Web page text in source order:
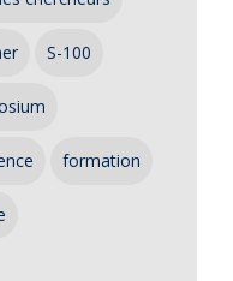
S-100
formation